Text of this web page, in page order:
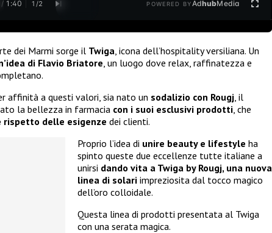
/ 1:40 1 /2 POWERED BYAdhubMedia
dei Marmi sorge il Twiga , icona dell’hospitality versiliana. Un
di Flavio Briatore , un luogo dove relax, raffinatezza e
affinità a questi valori, sia nato un sodalizio con Rougj , il
la bellezza in farmacia con i suoi esclusivi prodotti , che
rispetto delle esigenze dei clienti.
Proprio l’idea di unire beauty e lifestyle ha
spinto queste due eccellenze tutte italiane a
unirsi dando vita a Twiga by Rougj, una nuova
linea di solari impreziosita dal tocco magico
dell’oro colloidale.
Questa linea di prodotti presentata al Twiga
con una serata magica.